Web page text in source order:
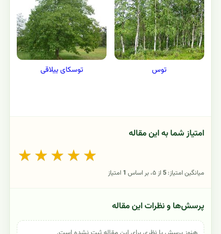
توس توسکای ییلاقی
امتیاز شما به این مقاله
★ ★ ★ ★ ★
میانگین امتیاز: 5از ۵، بر اساس 1 امتیاز
پرسش‌ها و نظرات این مقاله